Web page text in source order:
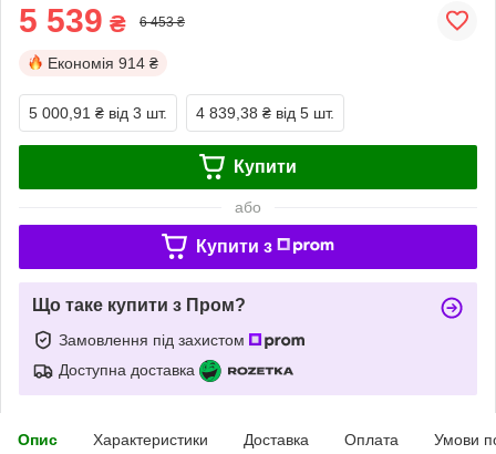
5 539 ₴ 6 453 ₴
Економія 914 ₴
5 000,91 ₴ від 3 шт. 4 839,38 ₴ від 5 шт.
Купити
або
Купити з
Що таке купити з Пром?
Замовлення під захистом
Доступна доставка
Опис Характеристики Доставка Оплата Умови